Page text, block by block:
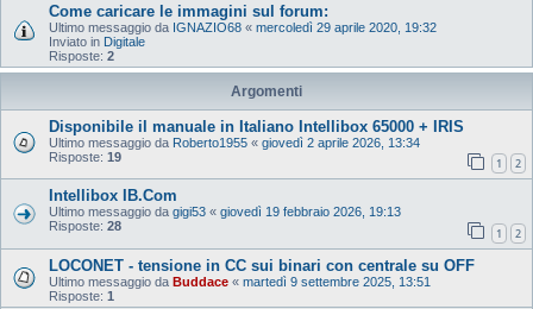
Come caricare le immagini sul forum:
Ultimo messaggio da IGNAZIO68 « mercoledì 29 aprile 2020, 19:32
Inviato in Digitale
Risposte: 2
Argomenti
Disponibile il manuale in Italiano Intellibox 65000 + IRIS
Ultimo messaggio da Roberto1955 « giovedì 2 aprile 2026, 13:34
Risposte: 19 1 2
Intellibox IB.Com
Ultimo messaggio da gigi53 « giovedì 19 febbraio 2026, 19:13
Risposte: 28 1 2
LOCONET - tensione in CC sui binari con centrale su OFF
Ultimo messaggio da Buddace « martedì 9 settembre 2025, 13:51
Risposte: 1